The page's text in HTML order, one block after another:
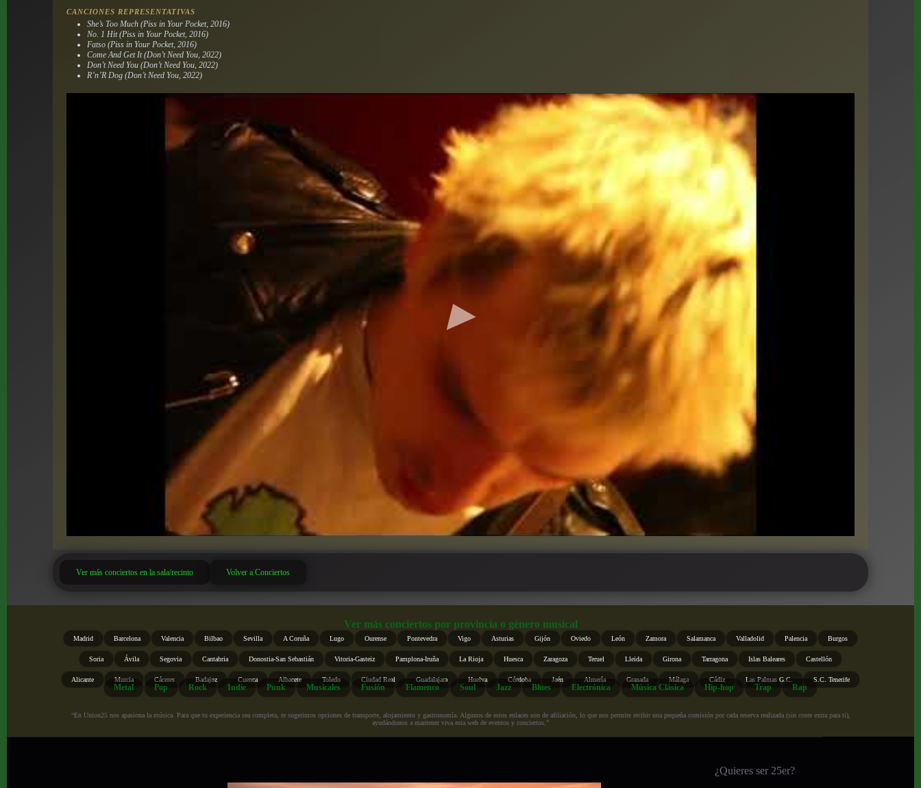
CANCIONES REPRESENTATIVAS
She’s Too Much (Piss in Your Pocket, 2016)
No. 1 Hit (Piss in Your Pocket, 2016)
Fatso (Piss in Your Pocket, 2016)
Come And Get It (Don’t Need You, 2022)
Don’t Need You (Don’t Need You, 2022)
R’n’R Dog (Don’t Need You, 2022)
Ver más conciertos en la sala/recinto Volver a Conciertos
Ver más conciertos por provincia o género musical
Madrid Barcelona Valencia Bilbao Sevilla A Coruña Lugo Ourense Pontevedra Vigo Asturias Gijón Oviedo León Zamora Salamanca Valladolid Palencia Burgos
Soria Ávila Segovia Cantabria Donostia-San Sebastián Vitoria-Gasteiz Pamplona-Iruña La Rioja Huesca Zaragoza Teruel Lleida Girona Tarragona Islas Baleares Castellón
Alicante Murcia Cáceres Badajoz Cuenca Albacete Toledo Ciudad Real Guadalajara Huelva Córdoba Jaén Almería Granada Málaga Cádiz Las Palmas G.C. S.C. Tenerife
Metal Pop Rock Indie Punk Musicales Fusión Flamenco Soul Jazz Blues Electrónica Música Clásica Hip-hop Trap Rap
“En Union25 nos apasiona la música. Para que tu experiencia sea completa, te sugerimos opciones de transporte, alojamiento y gastronomía. Algunos de estos enlaces son de afiliación, lo que nos permite recibir una pequeña comisión por cada reserva realizada (sin coste extra para ti),
ayudándonos a mantener viva esta web de eventos y conciertos.”
¿Quieres ser 25er?